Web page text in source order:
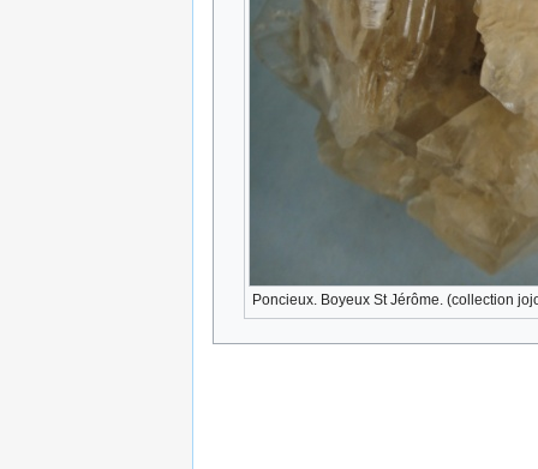
Poncieux. Boyeux St Jérôme. (collection